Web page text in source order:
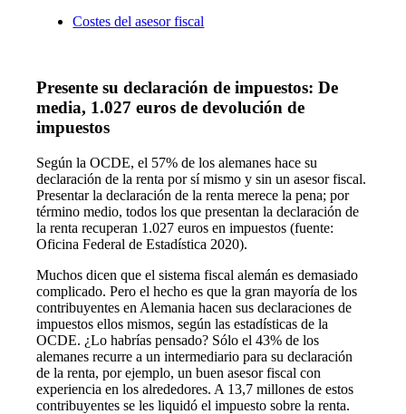
Costes del asesor fiscal
Presente su declaración de impuestos: De
media, 1.027 euros de devolución de
impuestos
Según la OCDE, el 57% de los alemanes hace su
declaración de la renta por sí mismo y sin un asesor fiscal.
Presentar la declaración de la renta merece la pena; por
término medio, todos los que presentan la declaración de
la renta recuperan 1.027 euros en impuestos (fuente:
Oficina Federal de Estadística 2020).
Muchos dicen que el sistema fiscal alemán es demasiado
complicado. Pero el hecho es que la gran mayoría de los
contribuyentes en Alemania hacen sus declaraciones de
impuestos ellos mismos, según las estadísticas de la
OCDE. ¿Lo habrías pensado? Sólo el 43% de los
alemanes recurre a un intermediario para su declaración
de la renta, por ejemplo, un buen asesor fiscal con
experiencia en los alrededores. A 13,7 millones de estos
contribuyentes se les liquidó el impuesto sobre la renta.